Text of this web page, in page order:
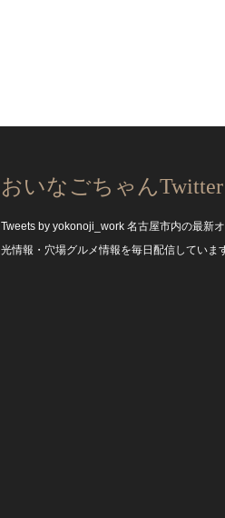
おいなごちゃんTwitter
Tweets by yokonoji_work 名古屋市内の最新
光情報・穴場グルメ情報を毎日配信していま